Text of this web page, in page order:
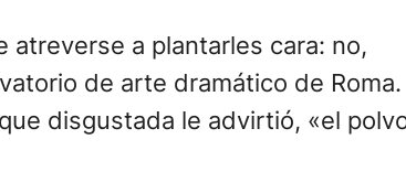
a plantarles cara: no,
de arte dramático de Roma.
disgustada le advirtió, «el